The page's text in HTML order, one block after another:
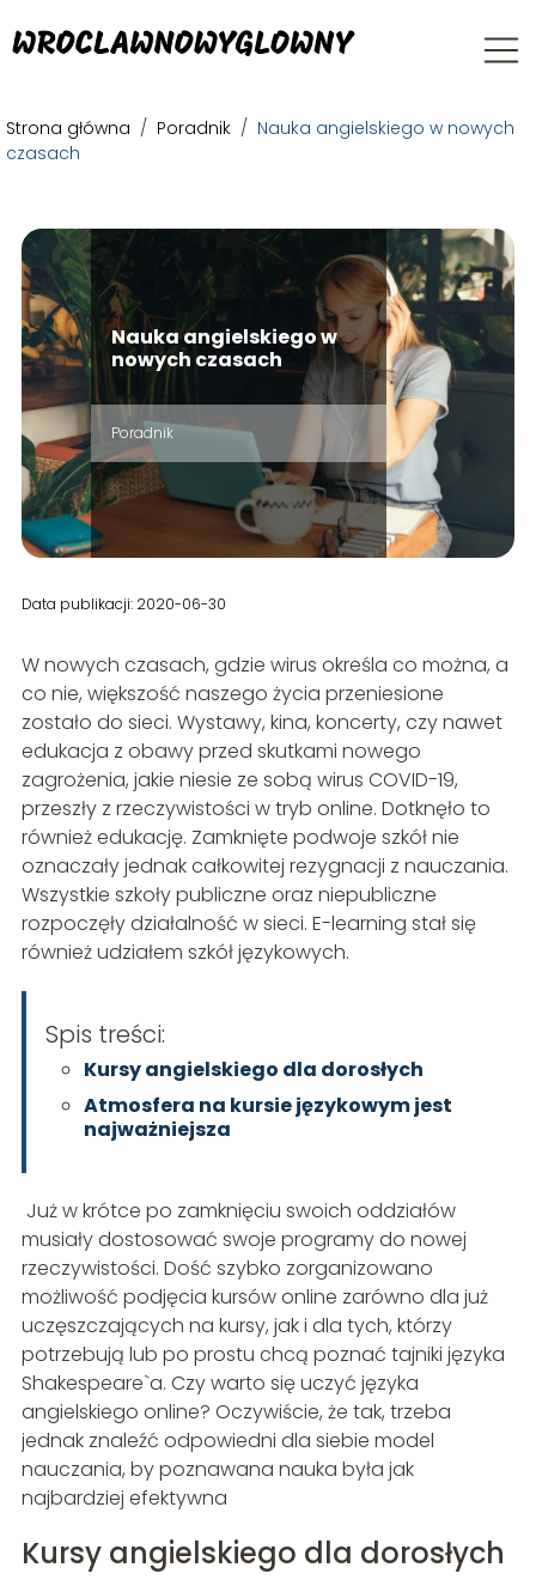
Strona główna / Poradnik / Nauka angielskiego w nowych
czasach
Nauka angielskiego w
nowych czasach
Poradnik
Data publikacji: 2020-06-30
W nowych czasach, gdzie wirus określa co można, a
co nie, większość naszego życia przeniesione
zostało do sieci. Wystawy, kina, koncerty, czy nawet
edukacja z obawy przed skutkami nowego
zagrożenia, jakie niesie ze sobą wirus COVID-19,
przeszły z rzeczywistości w tryb online. Dotknęło to
również edukację. Zamknięte podwoje szkół nie
oznaczały jednak całkowitej rezygnacji z nauczania.
Wszystkie szkoły publiczne oraz niepubliczne
rozpoczęły działalność w sieci. E-learning stał się
również udziałem szkół językowych.
Spis treści:
Kursy angielskiego dla dorosłych
Atmosfera na kursie językowym jest
najważniejsza
Już w krótce po zamknięciu swoich oddziałów
musiały dostosować swoje programy do nowej
rzeczywistości. Dość szybko zorganizowano
możliwość podjęcia kursów online zarówno dla już
uczęszczających na kursy, jak i dla tych, którzy
potrzebują lub po prostu chcą poznać tajniki języka
Shakespeare`a. Czy warto się uczyć języka
angielskiego online? Oczywiście, że tak, trzeba
jednak znaleźć odpowiedni dla siebie model
nauczania, by poznawana nauka była jak
najbardziej efektywna
Kursy angielskiego dla dorosłych